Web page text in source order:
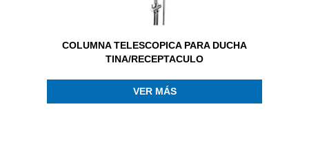
COLUMNA TELESCOPICA PARA DUCHA
TINA/RECEPTACULO
VER MÁS